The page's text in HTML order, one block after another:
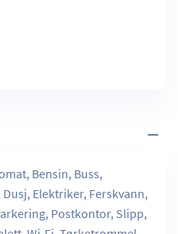
Bensin, Buss,
Elektriker, Ferskvann,
Postkontor, Slipp,